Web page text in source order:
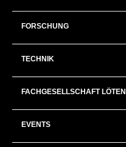
FORSCHUNG
TECHNIK
FACHGESELLSCHAFT LÖTEN
EVENTS